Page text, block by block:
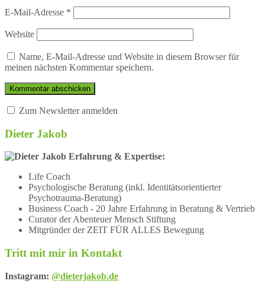
E-Mail-Adresse *
Website
Name, E-Mail-Adresse und Website in diesem Browser für
meinen nächsten Kommentar speichern.
Zum Newsletter anmelden
Dieter Jakob
Erfahrung & Expertise:
Life Coach
Psychologische Beratung (inkl. Identitätsorientierter
Psychotrauma-Beratung)
Business Coach - 20 Jahre Erfahrung in Beratung & Vertrieb
Curator der Abenteuer Mensch Stiftung
Mitgründer der ZEIT FÜR ALLES Bewegung
Tritt mit mir in Kontakt
Instagram: @dieterjakob.de